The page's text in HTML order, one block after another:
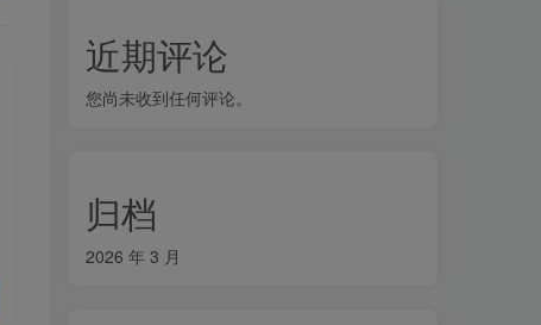
近期评论
您尚未收到任何评论。
归档
2026 年 3 月